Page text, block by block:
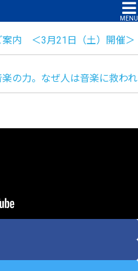
MENU
案内 ＜3月21日（土）開催＞
楽の力。なぜ人は音楽に救わ